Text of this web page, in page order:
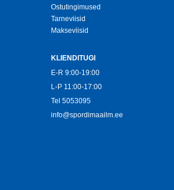
Ostutingimused
Tarneviisid
Makseviisid
KLIENDITUGI
E-R 9:00-19:00
L-P 11:00-17:00
Tel 5053095
info@spordimaailm.ee